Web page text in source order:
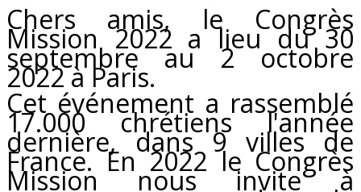
Chers amis, le Congrès
Mission 2022 a lieu du 30
septembre au 2 octobre
2022 à Paris.
Cet événement a rassemblé
17.000 chrétiens l'année
dernière, dans 9 villes de
France. En 2022 le Congrès
Mission nous invite à